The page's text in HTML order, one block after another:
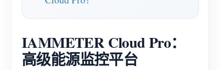
博客
光伏排名
IAMMETER Cloud Pro：
高级能源监控平台